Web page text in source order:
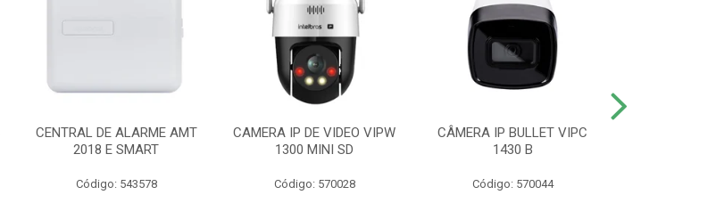
CENTRAL DE ALARME AMT
2018 E SMART
Código: 543578
CAMERA IP DE VIDEO VIPW
1300 MINI SD
Código: 570028
CÂMERA IP BULLET VIPC
1430 B
Código: 570044